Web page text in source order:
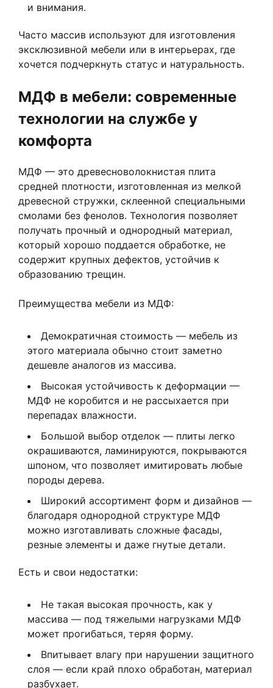
и внимания.
Часто массив используют для изготовления
эксклюзивной мебели или в интерьерах, где
хочется подчеркнуть статус и натуральность.
МДФ в мебели: современные
технологии на службе у
комфорта
МДФ — это древесноволокнистая плита
средней плотности, изготовленная из мелкой
древесной стружки, склеенной специальными
смолами без фенолов. Технология позволяет
получать прочный и однородный материал,
который хорошо поддается обработке, не
содержит крупных дефектов, устойчив к
образованию трещин.
Преимущества мебели из МДФ:
Демократичная стоимость — мебель из
этого материала обычно стоит заметно
дешевле аналогов из массива.
Высокая устойчивость к деформации —
МДФ не коробится и не рассыхается при
перепадах влажности.
Большой выбор отделок — плиты легко
окрашиваются, ламинируются, покрываются
шпоном, что позволяет имитировать любые
породы дерева.
Широкий ассортимент форм и дизайнов —
благодаря однородной структуре МДФ
можно изготавливать сложные фасады,
резные элементы и даже гнутые детали.
Есть и свои недостатки:
Не такая высокая прочность, как у
массива — под тяжелыми нагрузками МДФ
может прогибаться, теряя форму.
Впитывает влагу при нарушении защитного
слоя — если край плохо обработан, материал
разбухает.